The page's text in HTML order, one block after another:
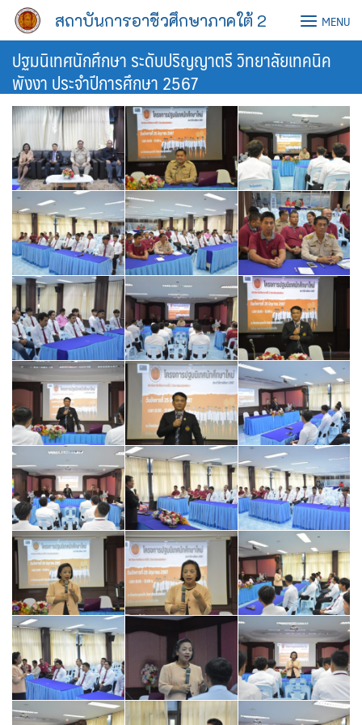
Skip
content
สถาบันการอาชีวศึกษาภาคใต้ 2 MENU
ปฐมนิเทศนักศึกษา ระดับปริญญาตรี วิทยาลัยเทคนิค
พังงา ประจำปีการศึกษา 2567